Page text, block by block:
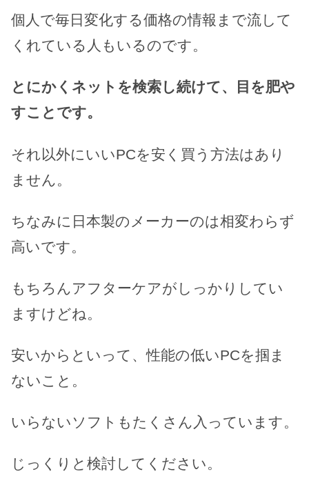
個人で毎日変化する価格の情報まで流して
くれている人もいるのです。
とにかくネットを検索し続けて、目を肥や
すことです。
それ以外にいいPCを安く買う方法はあり
ません。
ちなみに日本製のメーカーのは相変わらず
高いです。
もちろんアフターケアがしっかりしてい
ますけどね。
安いからといって、性能の低いPCを掴ま
ないこと。
いらないソフトもたくさん入っています。
じっくりと検討してください。